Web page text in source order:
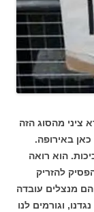
ציני מהסוג הזה
באירופה.
הוא רואה
להזריק
מנצלים עובדה
וגורמים לנו